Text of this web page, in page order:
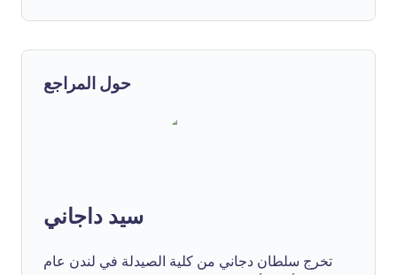
حول المراجع
سيد داجاني
تخرج سلطان دجاني من كلية الصيدلة في لندن عام